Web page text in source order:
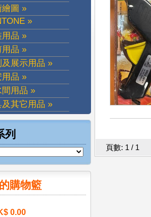
繪圖 »
»
用品 »
用品 »
及展示用品 »
用品 »
間用品 »
及其它用品 »
列
購物籃
0.00
頁數: 1 / 1